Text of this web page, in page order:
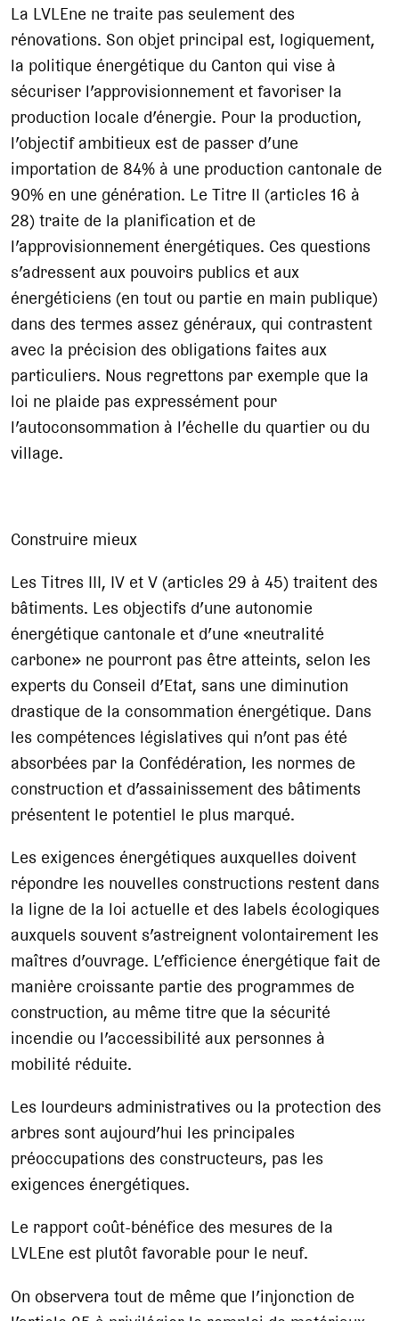
La LVLEne ne traite pas seulement des
rénovations. Son objet principal est, logiquement,
la politique énergétique du Canton qui vise à
sécuriser l’approvisionnement et favoriser la
production locale d’énergie. Pour la production,
l’objectif ambitieux est de passer d’une
importation de 84% à une production cantonale de
90% en une génération. Le Titre II (articles 16 à
28) traite de la planification et de
l’approvisionnement énergétiques. Ces questions
s’adressent aux pouvoirs publics et aux
énergéticiens (en tout ou partie en main publique)
dans des termes assez généraux, qui contrastent
avec la précision des obligations faites aux
particuliers. Nous regrettons par exemple que la
loi ne plaide pas expressément pour
l’autoconsommation à l’échelle du quartier ou du
village.
Construire mieux
Les Titres III, IV et V (articles 29 à 45) traitent des
bâtiments. Les objectifs d’une autonomie
énergétique cantonale et d’une «neutralité
carbone» ne pourront pas être atteints, selon les
experts du Conseil d’Etat, sans une diminution
drastique de la consommation énergétique. Dans
les compétences législatives qui n’ont pas été
absorbées par la Confédération, les normes de
construction et d’assainissement des bâtiments
présentent le potentiel le plus marqué.
Les exigences énergétiques auxquelles doivent
répondre les nouvelles constructions restent dans
la ligne de la loi actuelle et des labels écologiques
auxquels souvent s’astreignent volontairement les
maîtres d’ouvrage. L’efficience énergétique fait de
manière croissante partie des programmes de
construction, au même titre que la sécurité
incendie ou l’accessibilité aux personnes à
mobilité réduite.
Les lourdeurs administratives ou la protection des
arbres sont aujourd’hui les principales
préoccupations des constructeurs, pas les
exigences énergétiques.
Le rapport coût-bénéfice des mesures de la
LVLEne est plutôt favorable pour le neuf.
On observera tout de même que l’injonction de